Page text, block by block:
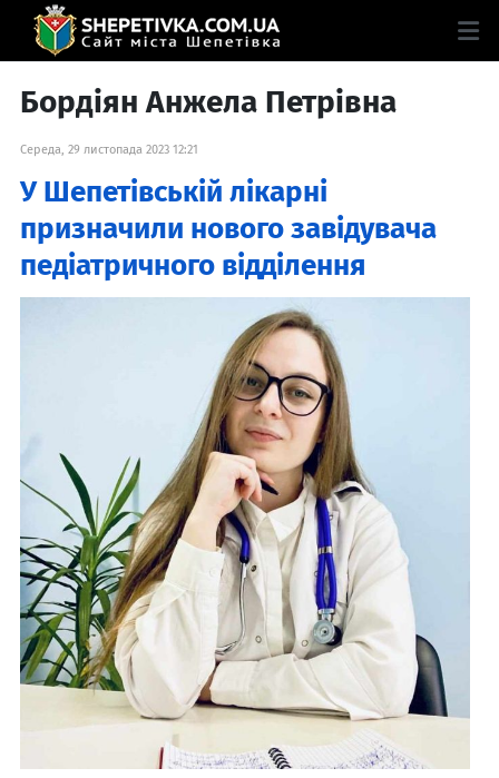
Бордіян Анжела Петрівна
Середа, 29 листопада 2023 12:21
У Шепетівській лікарні
призначили нового завідувача
педіатричного відділення